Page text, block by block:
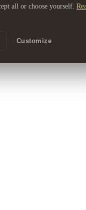
all or choose yourself.
Customize